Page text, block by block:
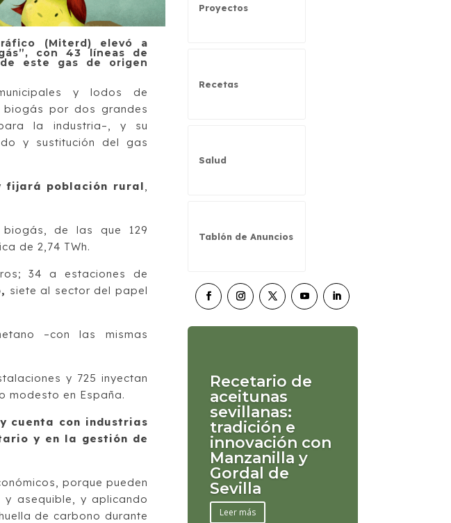
(Miterd) elevó a
con 43 líneas de
este gas de origen
y lodos de
biogás por dos grandes
la industria–, y su
y sustitución del gas
fijará población rural
biogás, de las que 129
de 2,74 TWh.
34 a estaciones de
siete al sector del papel
–con las mismas
y 725 inyectan
modesto en España.
cuenta con industrias
y en la gestión de
porque pueden
asequible, y aplicando
de carbono durante
Proyectos
Recetas
Salud
Tablón de Anuncios
Recetario de
aceitunas
sevillanas:
tradición e
innovación con
Manzanilla y
Gordal de
Sevilla
Leer más